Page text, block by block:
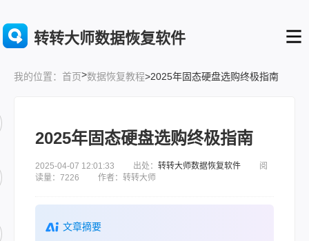
转转大师数据恢复软件
我的位置： 首页>数据恢复教程>2025年固态硬盘选购终极指南
2025年固态硬盘选购终极指南
2025-04-07 12:01:33 出处： 转转大师数据恢复软件 阅
读量：7226 作者：转转大师
文章摘要